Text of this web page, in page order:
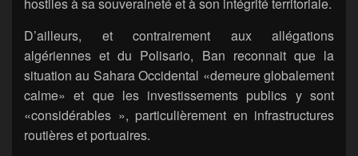
D’ailleurs, et contrairement aux allégations
algériennes et du Polisario, Ban reconnait que la
situation au Sahara Occidental «demeure globalement
calme» et que les investissements publics y sont
«considérables », particulièrement en infrastructures
routières et portuaires.